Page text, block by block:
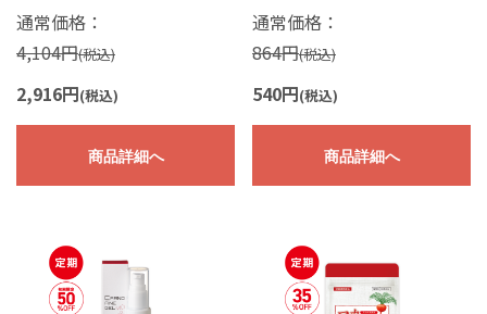
通常価格：
4,104円(税込)
2,916円(税込)
商品詳細へ
通常価格：
864円(税込)
540円(税込)
商品詳細へ